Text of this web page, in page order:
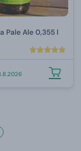
Pale Ale 0,355 l